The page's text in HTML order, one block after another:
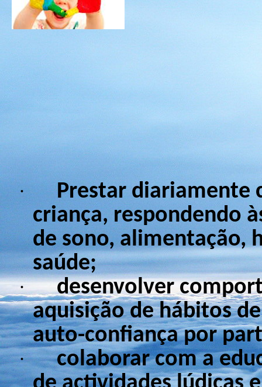
·
Prestar diariamente
criança, respondendo
de sono, alimentação,
saúde;
·
desenvolver
aquisição de hábitos
auto-confiança por
·
colaborar com a